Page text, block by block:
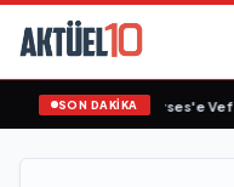
SON DAKİKA
Linet'ten Müslüm Gürses'e Vefa